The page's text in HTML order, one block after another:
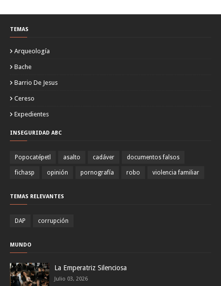
TEMAS
Arqueología
Bache
Barrio De Jesus
Cereso
Expedientes
INSEGURIDAD ABC
Popocatépetl asalto cadáver documentos falsos
fichasp opinión pornografía robo violencia familiar
TEMAS RELEVANTES
DAP corrupción
MUNDO
La Emperatriz Silenciosa
Julio 03, 2026